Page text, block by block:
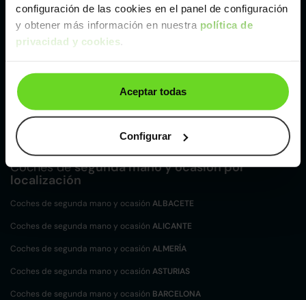
configuración de las cookies en el panel de configuración
y obtener más información en nuestra política de
privacidad y cookies.
Aceptar todas
Configurar
Valencia
Ver Nissan Micra de segunda mano y ocasión
Nissan Micra de segunda mano y ocasión
Coches desegunda mano y ocasión por
localización
Coches de segunda mano y ocasión ALBACETE
Coches de segunda mano y ocasión ALICANTE
Coches de segunda mano y ocasión ALMERÍA
Coches de segunda mano y ocasión ASTURIAS
Coches de segunda mano y ocasión BARCELONA